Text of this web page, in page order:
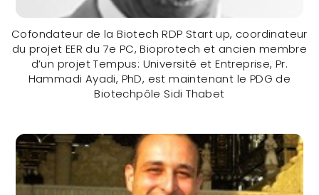
CONTACTER
Cofondateur de la Biotech RDP Start up, coordinateur
du projet EER du 7e PC, Bioprotech et ancien membre
d’un projet Tempus: Université et Entreprise, Pr.
Hammadi Ayadi, PhD, est maintenant le PDG de
Biotechpôle Sidi Thabet